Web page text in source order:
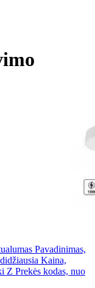
Pavadinimas,
Kaina,
Z Prekės kodas, nuo